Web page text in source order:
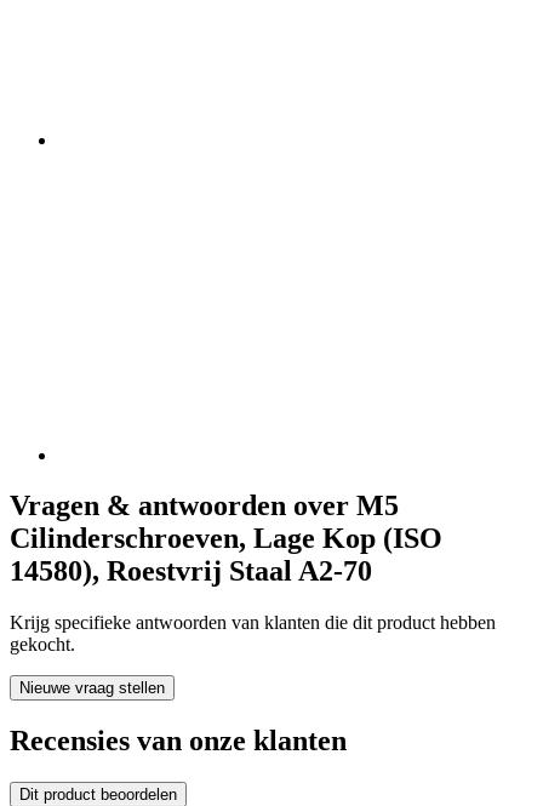
Vragen & antwoorden over M5
Cilinderschroeven, Lage Kop (ISO
14580), Roestvrij Staal A2-70
Krijg specifieke antwoorden van klanten die dit product hebben
gekocht.
Nieuwe vraag stellen
Recensies van onze klanten
Dit product beoordelen